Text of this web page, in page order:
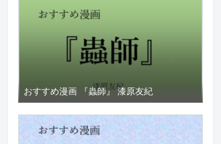
おすすめ漫画 『蟲師』 漆原友紀